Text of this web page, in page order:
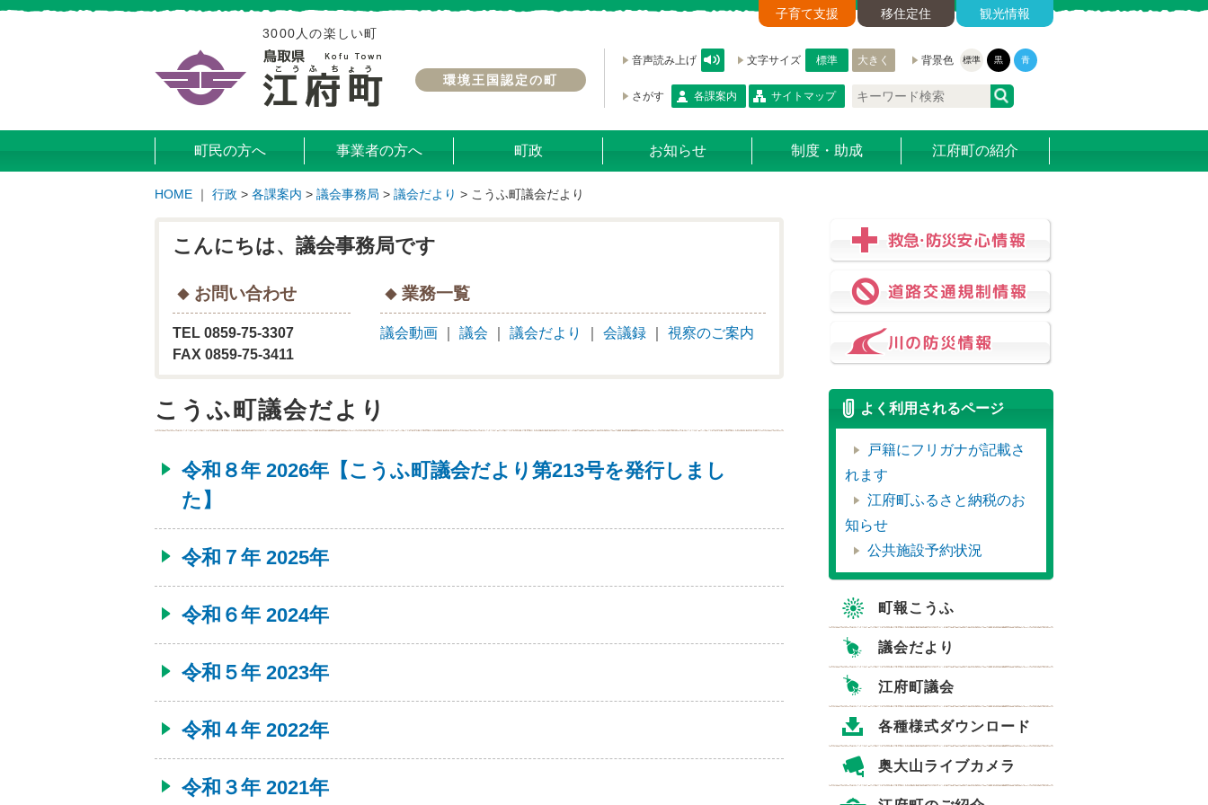
子育て支援 移住定住
観光情報
3000人の楽しい町
環境王国認定の町
音声読み上げ 文字サイズ 標準 大きく 背景色 標準 黒 青
さがす 各課案内 サイトマップ
町民の方へ 事業者の方へ 町政 お知らせ 制度・助成 江府町の紹介
HOME ｜ 行政 > 各課案内 > 議会事務局 > 議会だより > こうふ町議会だより
こんにちは、議会事務局です
お問い合わせ
TEL 0859-75-3307
FAX 0859-75-3411
業務一覧
議会動画 議会 議会だより 会議録 視察のご案内
こうふ町議会だより
令和８年 2026年【こうふ町議会だより第213号を発行しまし
た】
令和７年 2025年
令和６年 2024年
令和５年 2023年
令和４年 2022年
令和３年 2021年
よく利用されるページ
戸籍にフリガナが記載さ
れます
江府町ふるさと納税のお
知らせ
公共施設予約状況
町報こうふ
議会だより
江府町議会
各種様式ダウンロード
奥大山ライブカメラ